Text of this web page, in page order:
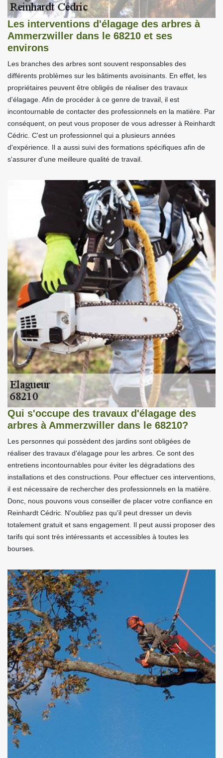
Les interventions d'élagage des arbres à
Ammerzwiller dans le 68210 et ses
environs
Les branches des arbres sont souvent responsables des
différents problèmes sur les bâtiments avoisinants. En effet, les
propriétaires peuvent être obligés de réaliser des travaux
d'élagage. Afin de procéder à ce genre de travail, il est
incontournable de contacter des professionnels en la matière. Par
conséquent, on peut vous proposer de vous adresser à Reinhardt
Cédric. C'est un professionnel qui a plusieurs années
d'expérience. Il a aussi suivi des formations spécifiques afin de
s'assurer d'une meilleure qualité de travail.
Qui s'occupe des travaux d'élagage des
arbres à Ammerzwiller dans le 68210?
Les personnes qui possèdent des jardins sont obligées de
réaliser des travaux d'élagage pour les arbres. Ce sont des
entretiens incontournables pour éviter les dégradations des
installations et des constructions. Pour effectuer ces interventions,
il est nécessaire de rechercher des professionnels en la matière.
Donc, nous pouvons vous conseiller de placer votre confiance en
Reinhardt Cédric. N'oubliez pas qu'il peut dresser un devis
totalement gratuit et sans engagement. Il peut aussi proposer des
tarifs qui sont très intéressants et accessibles à toutes les
bourses.